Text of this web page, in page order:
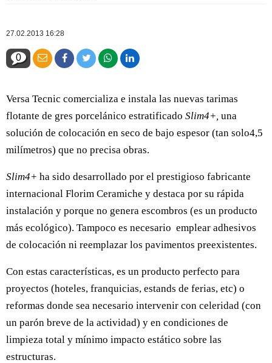
27.02.2013 16:28
0
Versa Tecnic comercializa e instala las nuevas tarimas
flotante de gres porcelánico estratificado Slim4+, una
solución de colocación en seco de bajo espesor (tan solo4,5
milímetros) que no precisa obras.
Slim4+ ha sido desarrollado por el prestigioso fabricante
internacional Florim Ceramiche y destaca por su rápida
instalación y porque no genera escombros (es un producto
más ecológico). Tampoco es necesario emplear adhesivos
de colocación ni reemplazar los pavimentos preexistentes.
Con estas características, es un producto perfecto para
proyectos (hoteles, franquicias, estands de ferias, etc) o
reformas donde sea necesario intervenir con celeridad (con
un parón breve de la actividad) y en condiciones de
limpieza total y mínimo impacto estático sobre las
estructuras.